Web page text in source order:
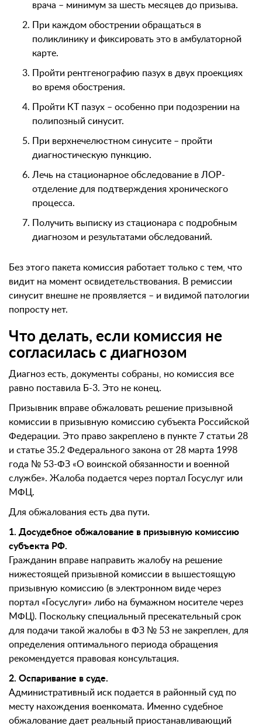
врача – минимум за шесть месяцев до призыва.
При каждом обострении обращаться в
поликлинику и фиксировать это в амбулаторной
карте.
Пройти рентгенографию пазух в двух проекциях
во время обострения.
Пройти КТ пазух – особенно при подозрении на
полипозный синусит.
При верхнечелюстном синусите – пройти
диагностическую пункцию.
Лечь на стационарное обследование в ЛОР-
отделение для подтверждения хронического
процесса.
Получить выписку из стационара с подробным
диагнозом и результатами обследований.
Без этого пакета комиссия работает только с тем, что
видит на момент освидетельствования. В ремиссии
синусит внешне не проявляется – и видимой патологии
попросту нет.
Что делать, если комиссия не
согласилась с диагнозом
Диагноз есть, документы собраны, но комиссия все
равно поставила Б-3. Это не конец.
Призывник вправе обжаловать решение призывной
комиссии в призывную комиссию субъекта Российской
Федерации. Это право закреплено в пункте 7 статьи 28
и статье 35.2 Федерального закона от 28 марта 1998
года № 53-ФЗ «О воинской обязанности и военной
службе». Жалоба подается через портал Госуслуг или
МФЦ.
Для обжалования есть два пути.
1. Досудебное обжалование в призывную комиссию
субъекта РФ.
Гражданин вправе направить жалобу на решение
нижестоящей призывной комиссии в вышестоящую
призывную комиссию (в электронном виде через
портал «Госуслуги» либо на бумажном носителе через
МФЦ). Поскольку специальный пресекательный срок
для подачи такой жалобы в ФЗ № 53 не закреплен, для
определения оптимального периода обращения
рекомендуется правовая консультация.
2. Оспаривание в суде.
Административный иск подается в районный суд по
месту нахождения военкомата. Именно судебное
обжалование дает реальный приостанавливающий